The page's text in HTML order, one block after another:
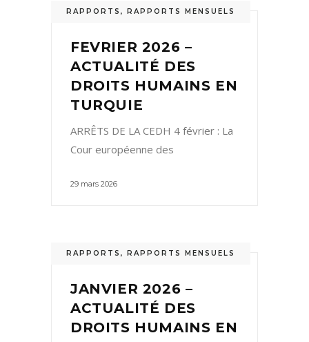
RAPPORTS , RAPPORTS MENSUELS
FEVRIER 2026 –
ACTUALITÉ DES
DROITS HUMAINS EN
TURQUIE
ARRÊTS DE LA CEDH 4 février : La
Cour européenne des
29 mars 2026
RAPPORTS , RAPPORTS MENSUELS
JANVIER 2026 –
ACTUALITÉ DES
DROITS HUMAINS EN